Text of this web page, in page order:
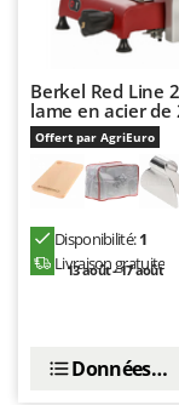
Mockmill
More than
MOSA
MOVA
Mowox
MTD
N
New O.M.R.A.
Novatec
Berkel Red Line
lame en acier de
Offert par AgriEuro
Disponibilité:1
Livraison gratuite
13 août - 17 août
Données